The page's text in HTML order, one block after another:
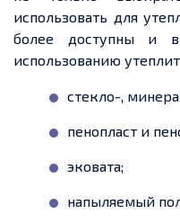
использовать для
более доступны и
использованию
стекло-,
пенопласт и
эковата;
напыляемый